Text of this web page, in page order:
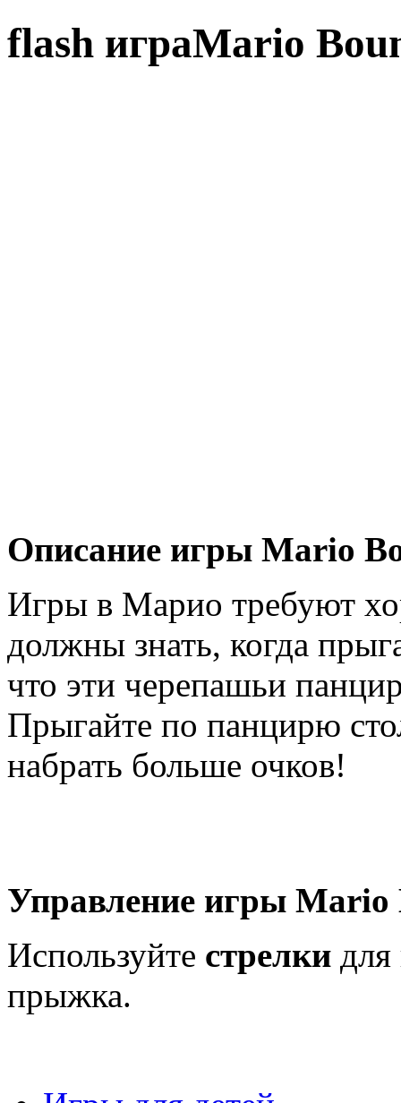
flash играMario
Описание игры Mario
Игры в Марио требуют
должны знать, когда
что эти черепашьи
Прыгайте по панцирю
набрать больше очков!
Управление игры
Используйте стрелки
прыжка.